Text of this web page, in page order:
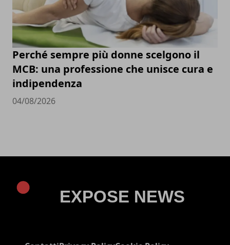
Perché sempre più donne scelgono il
MCB: una professione che unisce cura e
indipendenza
04/08/2026